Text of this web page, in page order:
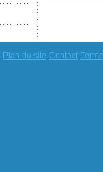
Plan du site Contact